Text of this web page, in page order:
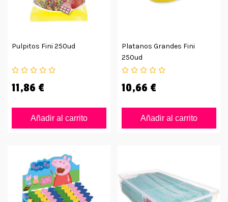
Pulpitos Fini 250ud
11,86 €
Añadir al carrito
Platanos Grandes Fini
250ud
10,66 €
Añadir al carrito